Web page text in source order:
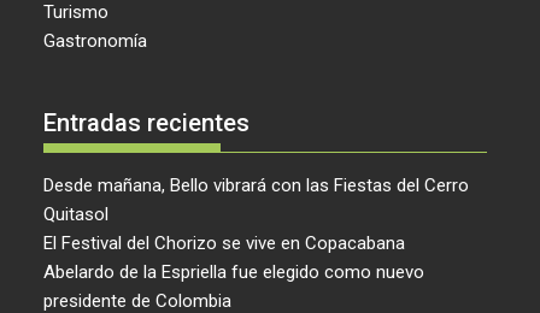
Turismo
Gastronomía
Entradas recientes
Desde mañana, Bello vibrará con las Fiestas del Cerro
Quitasol
El Festival del Chorizo se vive en Copacabana
Abelardo de la Espriella fue elegido como nuevo
presidente de Colombia